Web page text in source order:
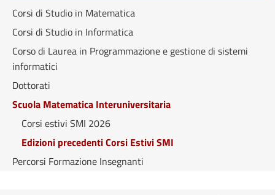
Corsi di Studio in Matematica
Corsi di Studio in Informatica
Corso di Laurea in Programmazione e gestione di sistemi
informatici
Dottorati
Scuola Matematica Interuniversitaria
Corsi estivi SMI 2026
Edizioni precedenti Corsi Estivi SMI
Percorsi Formazione Insegnanti